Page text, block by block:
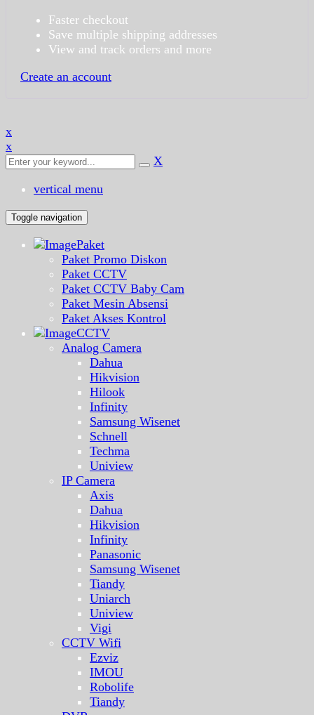
Faster checkout
Save multiple shipping addresses
View and track orders and more
Create an account
x
x
X
vertical menu
Toggle navigation
Paket
Paket Promo Diskon
Paket CCTV
Paket CCTV Baby Cam
Paket Mesin Absensi
Paket Akses Kontrol
CCTV
Analog Camera
Dahua
Hikvision
Hilook
Infinity
Samsung Wisenet
Schnell
Techma
Uniview
IP Camera
Axis
Dahua
Hikvision
Infinity
Panasonic
Samsung Wisenet
Tiandy
Uniarch
Uniview
Vigi
CCTV Wifi
Ezviz
IMOU
Robolife
Tiandy